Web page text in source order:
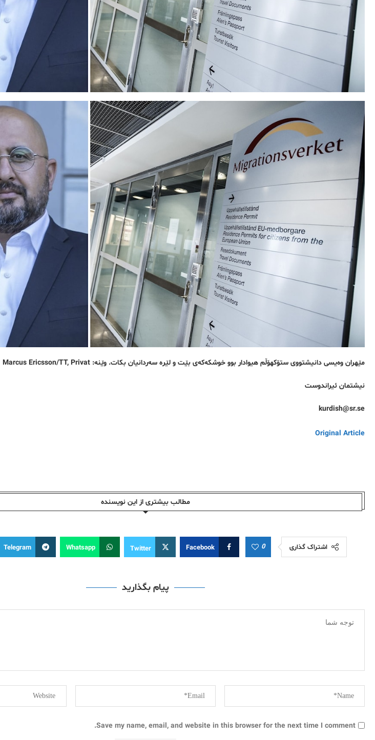
مێهران وەیسی دانیشتووی ستۆکهۆڵم هیوادار بوو خوشکەکەی بێت و لێرە سەردانیان بکات. وێنە: Marcus Ericsson/TT, Privat
نیشتمان ئیراندوست
kurdish@sr.se
Original Article
مطالب بیشتری از این نویسندە
اشتراک گذاری 0
Facebook
Twitter
Whatsapp
Telegram
پیام بگذارید
Save my name, email, and website in this browser for the next time I comment.